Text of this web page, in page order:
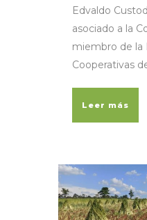
Edvaldo
asociado a la
miembro de la
Cooperativas
Leer más